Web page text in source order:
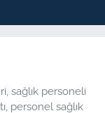
sağlık personeli
personel sağlık